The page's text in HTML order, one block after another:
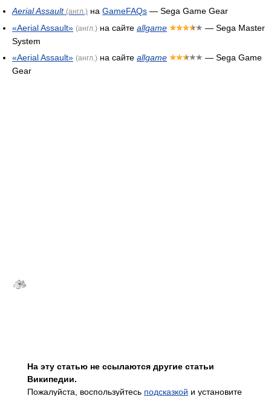
Aerial Assault (англ.) на GameFAQs — Sega Game Gear
«Aerial Assault» (англ.) на сайте allgame
— Sega Master
System
«Aerial Assault» (англ.) на сайте allgame
— Sega Game
Gear
На эту статью не ссылаются другие статьи
Википедии.
Пожалуйста, воспользуйтесь подсказкой и установите